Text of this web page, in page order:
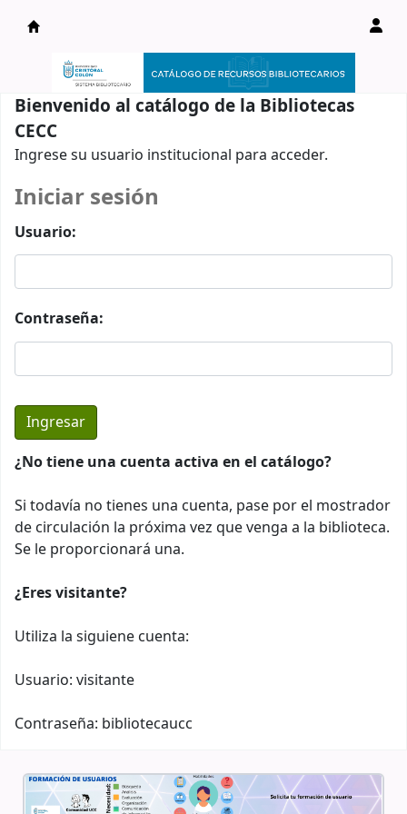
Catálogo en línea
Bienvenido al catálogo de la Bibliotecas
CECC
Ingrese su usuario institucional para acceder.
Iniciar sesión
Usuario:
Contraseña:
¿No tiene una cuenta activa en el catálogo?
Si todavía no tienes una cuenta, pase por el mostrador
de circulación la próxima vez que venga a la biblioteca.
Se le proporcionará una.
¿Eres visitante?
Utiliza la siguiene cuenta:
Usuario: visitante
Contraseña: bibliotecaucc